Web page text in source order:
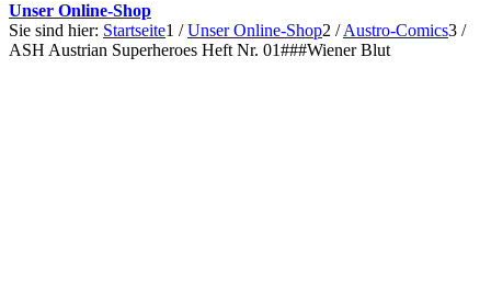
Unser Online-Shop
Sie sind hier: Startseite1 / Unser Online-Shop2 / Austro-Comics3 /
ASH Austrian Superheroes Heft Nr. 01###Wiener Blut